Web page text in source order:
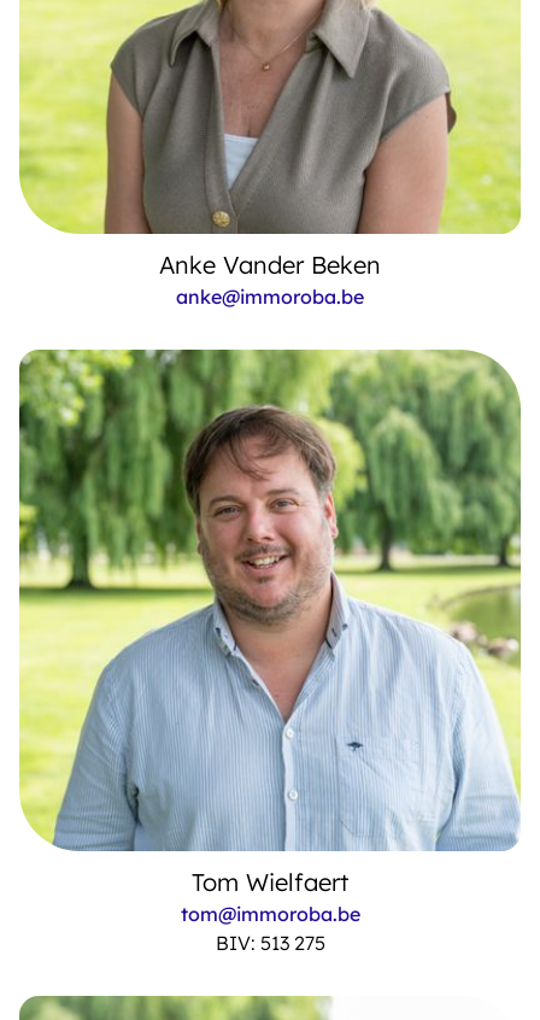
Anke Vander Beken
anke@immoroba.be
Tom Wielfaert
tom@immoroba.be
BIV: 513 275